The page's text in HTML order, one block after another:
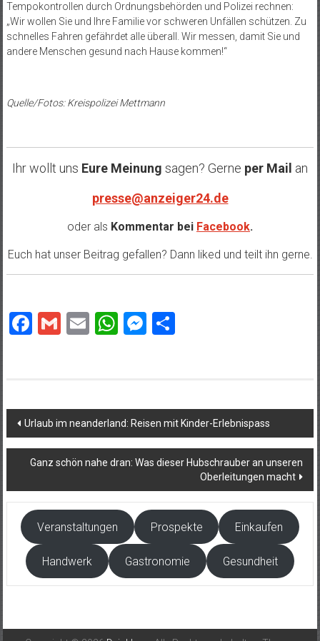
Tempokontrollen durch Ordnungsbehörden und Polizei rechnen:
„Wir wollen Sie und Ihre Familie vor schweren Unfällen schützen. Zu
schnelles Fahren gefährdet alle überall. Wir messen, damit Sie und
andere Menschen gesund nach Hause kommen!“
Quelle/Fotos: Kreispolizei Mettmann
Ihr wollt uns Eure Meinung sagen? Gerne per Mail an
presse@anzeiger24.de
oder als Kommentar bei Facebook.
Euch hat unser Beitrag gefallen? Dann liked und teilt ihn gerne.
Facebook
Gmail
EmailWhatsApp
Messenger
Teilen
Beitragsnavigation
Urlaub im neanderland: Reisen mit Kinder-Erlebnispass
Ganz schön nahe dran: Was dieser Hubschrauber an unseren
Oberleitungen macht
Veranstaltungen Prospekte Einkaufen
Handwerk Gastronomie Gesundheit